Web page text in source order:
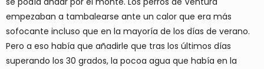
empezaban a tambalearse ante un calor que era más
sofocante incluso que en la mayoría de los días de verano.
Pero a eso había que añadirle que tras los últimos días
superando los 30 grados, la pocoa agua que había en la